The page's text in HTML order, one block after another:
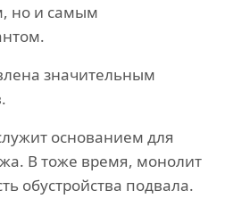
но и самым
значительным
основанием для
В тоже время, монолит
обустройства подвала.